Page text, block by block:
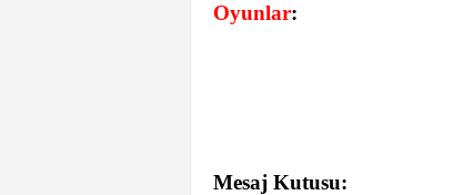
Oyunlar:
Mesaj Kutusu: